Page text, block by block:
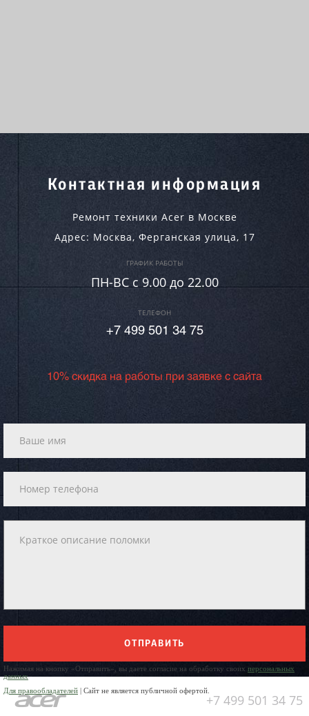
Контактная информация
Ремонт техники Acer в Москве
Адрес: Москва, Ферганская улица, 17
ГРАФИК РАБОТЫ
ПН-ВC c 9.00 до 22.00
ТЕЛЕФОН
+7 499 501 34 75
10% скидка на работы при заявке с сайта
ОТПРАВИТЬ
Нажимая на кнопку «Отправить», вы даете согласие на обработку своих персональных
данных
Для правообладателей | Сайт не является публичной офертой.
+7 499 501 34 75